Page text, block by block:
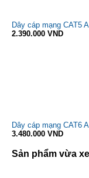
Dây cáp mạng CAT5
2.390.000 VND
Dây cáp mạng CAT6
3.480.000 VND
Sản phẩm vừa